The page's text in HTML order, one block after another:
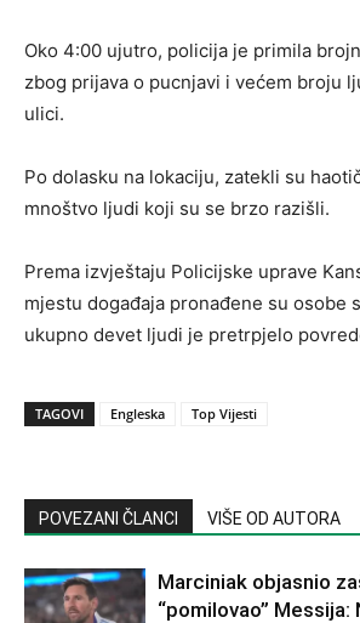
Oko 4:00 ujutro, policija je primila
zbog prijava o pucnjavi i većem broju
ulici.
Po dolasku na lokaciju, zatekli su
mnoštvo ljudi koji su se brzo razišli.
Prema izvještaju Policijske uprave
mjestu događaja pronađene su osobe
ukupno devet ljudi je pretrpjelo
TAGOVI Engleska Top Vijesti
POVEZANI ČLANCI VIŠE OD AUTORA
Marciniak objasnio
“pomilovao” Messija: